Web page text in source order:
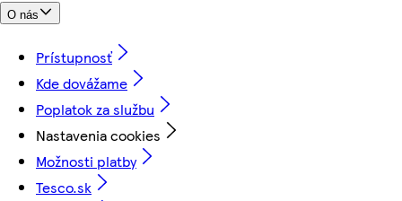
O nás
Prístupnosť
Kde dovážame
Poplatok za službu
Nastavenia cookies
Možnosti platby
Tesco.sk